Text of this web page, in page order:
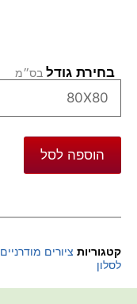
בחירת גודל
הוספה לסל
קטגוריות ציורים מודרניים
לסלון